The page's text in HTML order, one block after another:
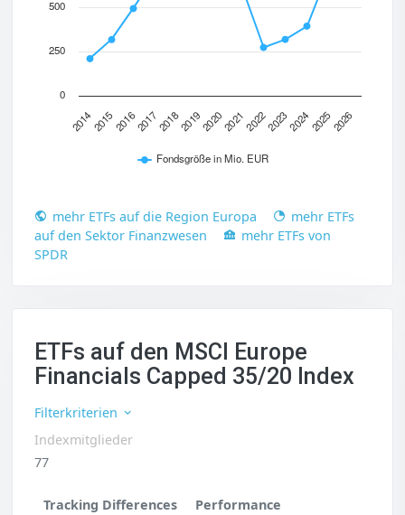
Fondsgröße in Mio. EUR
2014201520162017201820192020202120222023202420252026
0
250
500
mehr ETFs auf die Region Europa
mehr ETFs
auf den Sektor Finanzwesen
mehr ETFs von
SPDR
ETFs auf den MSCI Europe
Financials Capped 35/20 Index
Filterkriterien
Indexmitglieder
77
Tracking Differences Performance